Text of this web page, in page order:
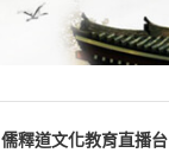
儒釋道文化教育直播台